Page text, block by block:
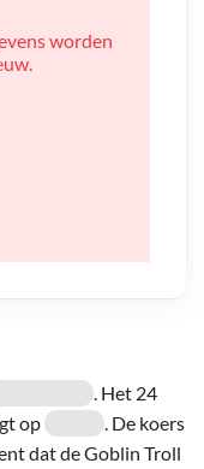
. Het 24
op
. De koers
dat de Goblin Troll
worden